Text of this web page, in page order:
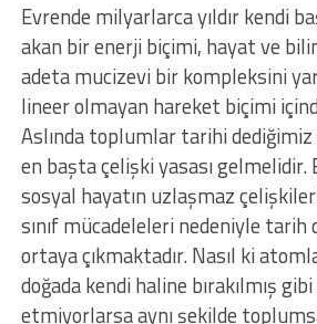
Evrende milyarlarca yıldır kendi
akan bir enerji biçimi, hayat ve
adeta mucizevi bir kompleksini
lineer olmayan hareket biçimi
Aslında toplumlar tarihi dediğimiz
en başta çelişki yasası gelmelidir.
sosyal hayatın uzlaşmaz
sınıf mücadeleleri nedeniyle tarih
ortaya çıkmaktadır. Nasıl ki
doğada kendi haline bırakılmış
etmiyorlarsa aynı şekilde